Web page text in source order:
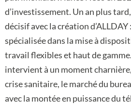
d’investissement. Un an plus
décisif avec la création
spécialisée dans la mise à
travail flexibles et haut de
intervient à un moment
crise sanitaire, le marché du
avec la montée en puissance du